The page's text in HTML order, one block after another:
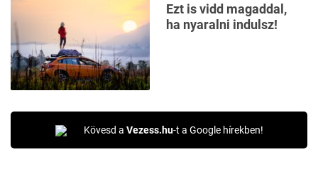
Ezt is vidd magaddal,
ha nyaralni indulsz!
Kövesd a Vezess.hu-t a Google hírekben!